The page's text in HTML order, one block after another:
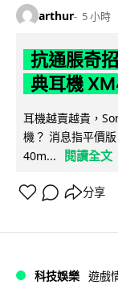
arthur 5 小時
抗通脹奇
典耳機
耳機越賣越貴，
機？ 消息指平價
40m...
閱讀全文
分享
科技娛樂 遊戲